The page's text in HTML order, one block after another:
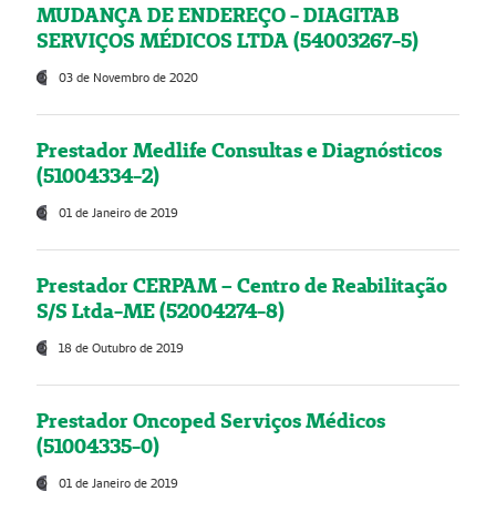
MUDANÇA DE ENDEREÇO - DIAGITAB
SERVIÇOS MÉDICOS LTDA (54003267-5)
03 de Novembro de 2020
Prestador Medlife Consultas e Diagnósticos
(51004334-2)
01 de Janeiro de 2019
Prestador CERPAM – Centro de Reabilitação
S/S Ltda-ME (52004274-8)
18 de Outubro de 2019
Prestador Oncoped Serviços Médicos
(51004335-0)
01 de Janeiro de 2019